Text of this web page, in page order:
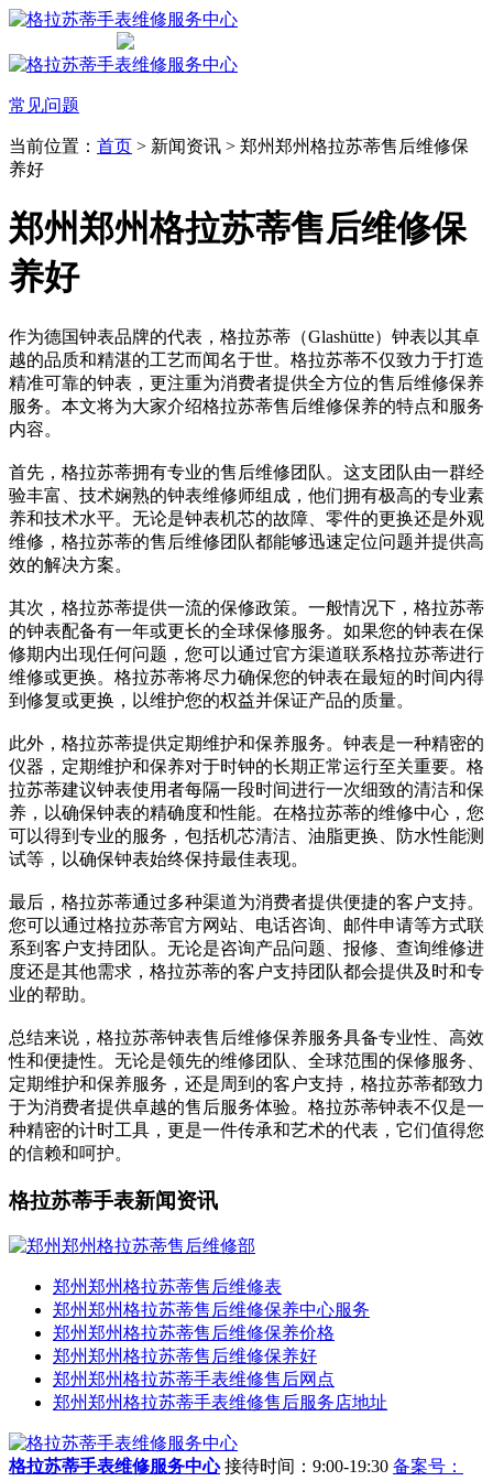
常见问题
当前位置： 首页 > 新闻资讯 > 郑州郑州格拉苏蒂售后维修保
养好
郑州郑州格拉苏蒂售后维修保
养好
作为德国钟表品牌的代表，格拉苏蒂（Glashütte）钟表以其卓
越的品质和精湛的工艺而闻名于世。格拉苏蒂不仅致力于打造
精准可靠的钟表，更注重为消费者提供全方位的售后维修保养
服务。本文将为大家介绍格拉苏蒂售后维修保养的特点和服务
内容。
首先，格拉苏蒂拥有专业的售后维修团队。这支团队由一群经
验丰富、技术娴熟的钟表维修师组成，他们拥有极高的专业素
养和技术水平。无论是钟表机芯的故障、零件的更换还是外观
维修，格拉苏蒂的售后维修团队都能够迅速定位问题并提供高
效的解决方案。
其次，格拉苏蒂提供一流的保修政策。一般情况下，格拉苏蒂
的钟表配备有一年或更长的全球保修服务。如果您的钟表在保
修期内出现任何问题，您可以通过官方渠道联系格拉苏蒂进行
维修或更换。格拉苏蒂将尽力确保您的钟表在最短的时间内得
到修复或更换，以维护您的权益并保证产品的质量。
此外，格拉苏蒂提供定期维护和保养服务。钟表是一种精密的
仪器，定期维护和保养对于时钟的长期正常运行至关重要。格
拉苏蒂建议钟表使用者每隔一段时间进行一次细致的清洁和保
养，以确保钟表的精确度和性能。在格拉苏蒂的维修中心，您
可以得到专业的服务，包括机芯清洁、油脂更换、防水性能测
试等，以确保钟表始终保持最佳表现。
最后，格拉苏蒂通过多种渠道为消费者提供便捷的客户支持。
您可以通过格拉苏蒂官方网站、电话咨询、邮件申请等方式联
系到客户支持团队。无论是咨询产品问题、报修、查询维修进
度还是其他需求，格拉苏蒂的客户支持团队都会提供及时和专
业的帮助。
总结来说，格拉苏蒂钟表售后维修保养服务具备专业性、高效
性和便捷性。无论是领先的维修团队、全球范围的保修服务、
定期维护和保养服务，还是周到的客户支持，格拉苏蒂都致力
于为消费者提供卓越的售后服务体验。格拉苏蒂钟表不仅是一
种精密的计时工具，更是一件传承和艺术的代表，它们值得您
的信赖和呵护。
格拉苏蒂手表新闻资讯
郑州郑州格拉苏蒂售后维修表
郑州郑州格拉苏蒂售后维修保养中心服务
郑州郑州格拉苏蒂售后维修保养价格
郑州郑州格拉苏蒂售后维修保养好
郑州郑州格拉苏蒂手表维修售后网点
郑州郑州格拉苏蒂手表维修售后服务店地址
格拉苏蒂手表维修服务中心 接待时间：9:00-19:30 备案号：